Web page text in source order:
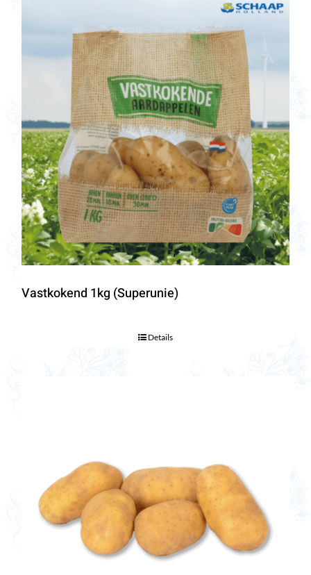
Vastkokend 1kg (Superunie)
Details